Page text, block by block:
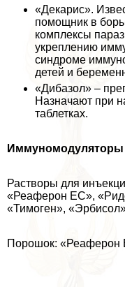
«Декарис».
помощник в
комплексы
укреплению
синдроме
детей и
«Дибазол» –
Назначают при
таблетках.
Иммуномодуляторы
Растворы для
«Реаферон ЕС»,
«Тимоген»,
Порошок: «Реаферон